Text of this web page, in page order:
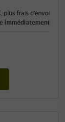
, plus frais d’envoi
immédiatement